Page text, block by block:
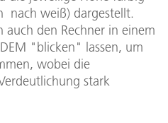
nach weiß) dargestellt.
den Rechner in einem
"blicken" lassen, um
wobei die
stark